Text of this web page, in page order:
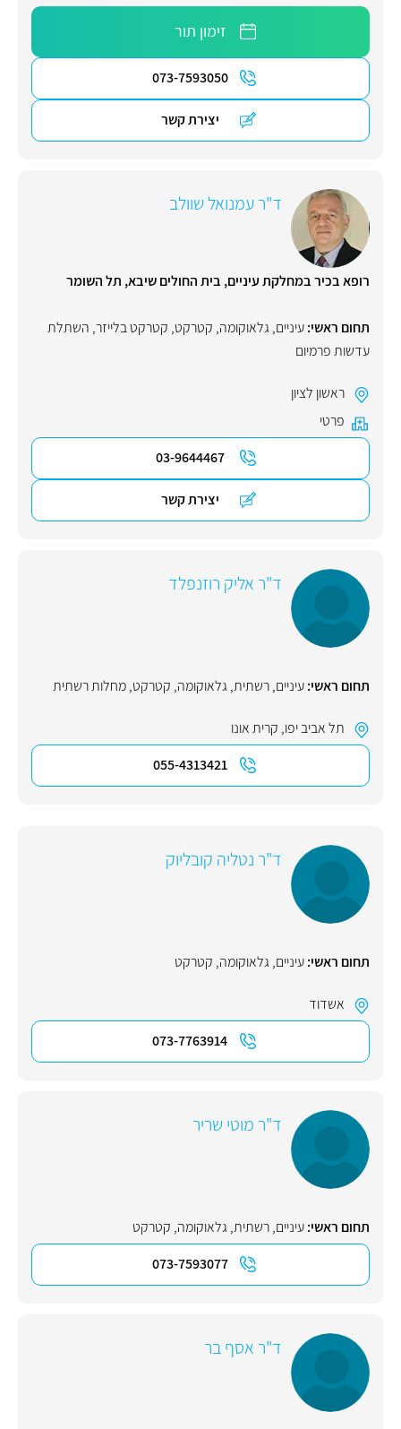
זימון תור
073-7593050
יצירת קשר
ד"ר עמנואל שוולב
רופא בכיר במחלקת עיניים, בית החולים שיבא, תל השומר
תחום ראשי:עיניים, גלאוקומה, קטרקט, קטרקט בלייזר, השתלת
עדשות פרמיום
ראשון לציון
פרטי
03-9644467
יצירת קשר
ד"ר אליק רוזנפלד
תחום ראשי:עיניים,רשתית, גלאוקומה, קטרקט,מחלות רשתית
תל אביב יפו, קרית אונו
055-4313421
ד"ר נטליה קובליוק
תחום ראשי:עיניים, גלאוקומה, קטרקט
אשדוד
073-7763914
ד"ר מוטי שריר
תחום ראשי:עיניים,רשתית, גלאוקומה, קטרקט
073-7593077
ד"ר אסף בר